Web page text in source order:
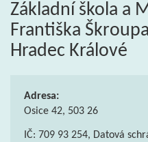
Základní škola a
Františka
Hradec Králové
Adresa:
Osice 42, 503 26
IČ: 709 93 254, Datová